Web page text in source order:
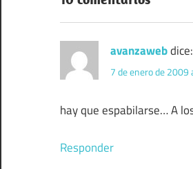
avanzawebdice:
7 de enero de 2009
hay que espabilarse… A
Responder